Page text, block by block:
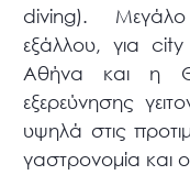
diving). Μεγάλο
εξάλλου, για
Αθήνα και η
εξερεύνησης
υψηλά στις
γαστρονομία και